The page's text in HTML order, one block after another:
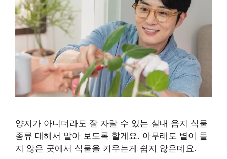
양지가 아니더라도 잘 자랄 수 있는 실내 음지 식물
종류 대해서 알아 보도록 할게요. 아무래도 볕이 들
지 않은 곳에서 식물을 키우는게 쉽지 않은데요.